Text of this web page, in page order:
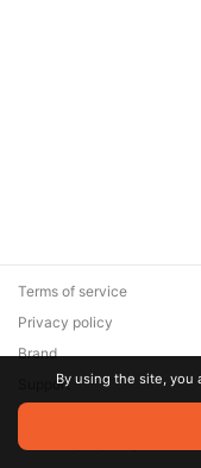
© 2026 Zaya Solutions
are the property of their
Terms of service
Privacy policy
Brand
SupportBy using the site, you